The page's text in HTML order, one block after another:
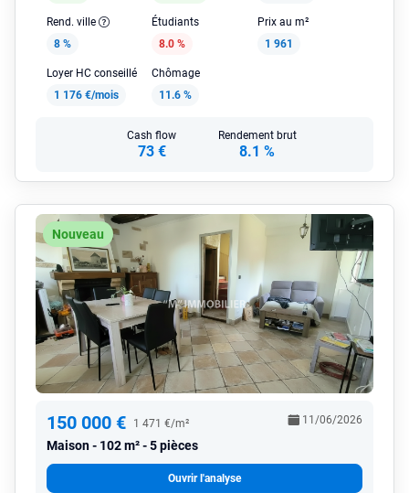
Rend. ville
8 %
Étudiants
8.0 %
Prix au m²
1 961
Loyer HC conseillé
1 176 €/mois
Chômage
11.6 %
Cash flow
73 €
Rendement brut
8.1 %
Nouveau
150 000 € 1 471 €/m²
Maison 102 m² - 5 pièces
11/06/2026
Ouvrir l'analyse